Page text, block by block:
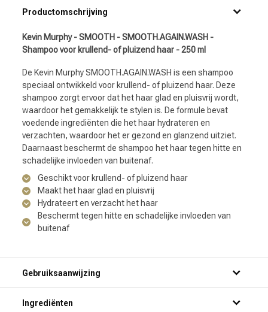
Productomschrijving
Kevin Murphy - SMOOTH - SMOOTH.AGAIN.WASH -
Shampoo voor krullend- of pluizend haar - 250 ml
De Kevin Murphy SMOOTH.AGAIN.WASH is een shampoo
speciaal ontwikkeld voor krullend- of pluizend haar. Deze
shampoo zorgt ervoor dat het haar glad en pluisvrij wordt,
waardoor het gemakkelijk te stylen is. De formule bevat
voedende ingrediënten die het haar hydrateren en
verzachten, waardoor het er gezond en glanzend uitziet.
Daarnaast beschermt de shampoo het haar tegen hitte en
schadelijke invloeden van buitenaf.
Geschikt voor krullend- of pluizend haar
Maakt het haar glad en pluisvrij
Hydrateert en verzacht het haar
Beschermt tegen hitte en schadelijke invloeden van
buitenaf
Gebruiksaanwijzing
Ingrediënten